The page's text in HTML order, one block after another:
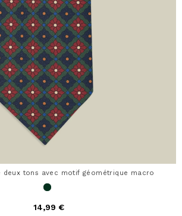
deux tons avec motif géométrique macro
14,99 €